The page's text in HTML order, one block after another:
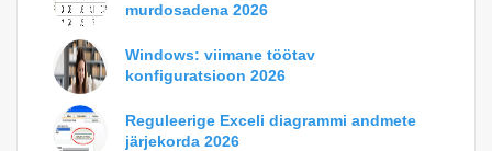
murdosadena 2026
Windows: viimane töötav
konfiguratsioon 2026
Reguleerige Exceli diagrammi andmete
järjekorda 2026